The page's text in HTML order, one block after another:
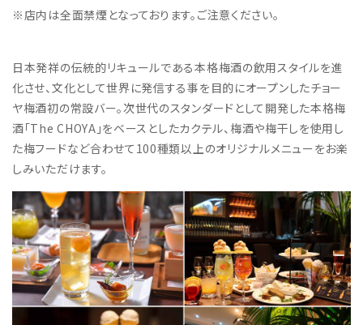
※店内は全面禁煙となっております。ご注意ください。
日本発祥の伝統的リキュールである本格梅酒の飲用スタイルを進
化させ、文化として世界に発信する事を目的にオープンしたチョー
ヤ梅酒初の常設バー。次世代のスタンダードとして開発した本格梅
酒「The CHOYA」をベースとしたカクテル、梅酒や梅干しを使用し
た梅フードなど合わせて100種類以上のオリジナルメニューをお楽
しみいただけます。